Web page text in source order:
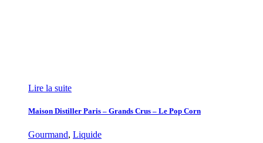
Lire la suite
Maison Distiller Paris – Grands Crus – Le Pop Corn
Gourmand, Liquide